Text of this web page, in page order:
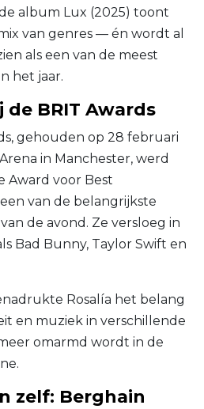
album Lux (2025) toont
van genres — én wordt al
als een van de meest
het jaar.
de BRIT Awards
gehouden op 28 februari
in Manchester, werd
Award voor Best
van de belangrijkste
de avond. Ze versloeg in
Bad Bunny, Taylor Swift en
Rosalía het belang
en muziek in verschillende
omarmd wordt in de
zelf: Berghain